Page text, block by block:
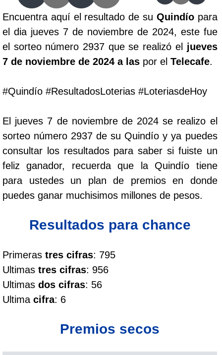
Lotería de Boyaca
Extra de Colombia
Antioqueñita Día
Antioqueñita Tarde
Astro Sol
Astro Luna
Cafeterito Tarde
Caribeña Noche
Chontico Día
Chontico Noche
Encuentra aquí el resultado de su Quindíopara
el dia jueves 7 de noviembre de 2024, este fue
el sorteo número 2937 que se realizó el jueves
7 de noviembre de 2024 a las por el Telecafe.
#Quindío #ResultadosLoterias #LoteriasdeHoy
El jueves 7 de noviembre de 2024 se realizo el
sorteo número 2937 de su Quindío y ya puedes
consultar los resultados para saber si fuiste un
feliz ganador, recuerda que la Quindío tiene
para ustedes un plan de premios en donde
puedes ganar muchisimos millones de pesos.
Resultados para chance
Primeras tres cifras: 795
Ultimas tres cifras: 956
Ultimas dos cifras: 56
Ultima cifra: 6
Premios secos